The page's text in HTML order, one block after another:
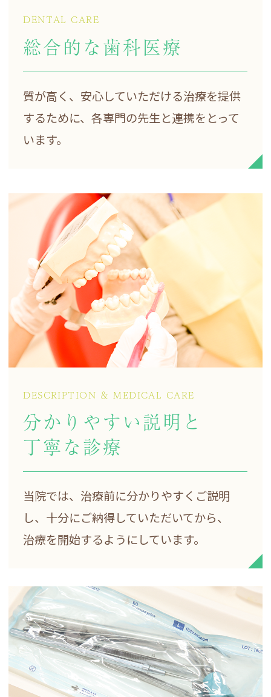
さん遠山歯科医院です。
◇11月19（火）の予約の空き情報のお知らせです◇
治療 10:00
メンテナンス 10:30 11:45
当日のご予約はお電話でのみで受付ておりますので、
よろしくお願いします。
す。
治療 １２：００ １５：００ １５：３０ １６：
００ １８：００ １８：３０
メンテナンス １１：４５ １５：１５ １６：０
０ １６：４５ １８：１５
当日のご予約はお電話のみでお受けしておりますので
お待ちしております。
DENTAL CARE
総合的な歯科医療
質が高く、安心していただける治療を提供
するために、各専門の先生と連携をとって
います。
DESCRIPTION ＆ MEDICAL CARE
分かりやすい説明と
丁寧な診療
当院では、治療前に分かりやすくご説明
し、 十分にご納得していただいてから、
治療を開始するようにしています。